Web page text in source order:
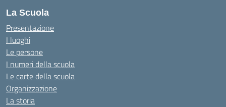
La Scuola
Presentazione
I luoghi
Le persone
I numeri della scuola
Le carte della scuola
Organizzazione
La storia